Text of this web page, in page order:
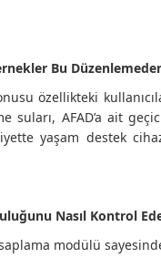
Bu
özellikteki
AFAD’a ait
yaşam destek
Nasıl Kontrol
modülü